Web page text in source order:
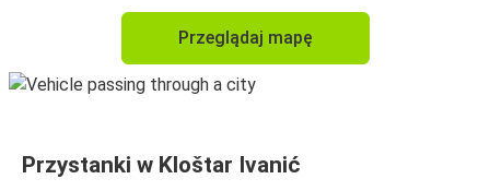
Przeglądaj mapę
Przystanki w Kloštar Ivanić